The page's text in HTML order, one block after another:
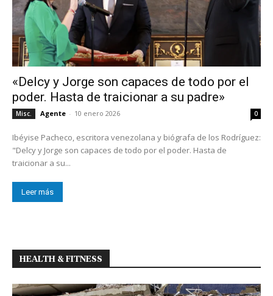
«Delcy y Jorge son capaces de todo por el
poder. Hasta de traicionar a su padre»
Misc. Agente - 10 enero 2026 0
Ibéyise Pacheco, escritora venezolana y biógrafa de los Rodríguez:
"Delcy y Jorge son capaces de todo por el poder. Hasta de
traicionar a su...
Leer más
HEALTH & FITNESS